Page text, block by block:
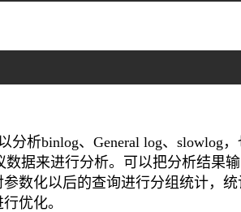
分析binlog、General log、slowlog
数据来进行分析。可以把分析结果
数化以后的查询进行分组统计，
优化。